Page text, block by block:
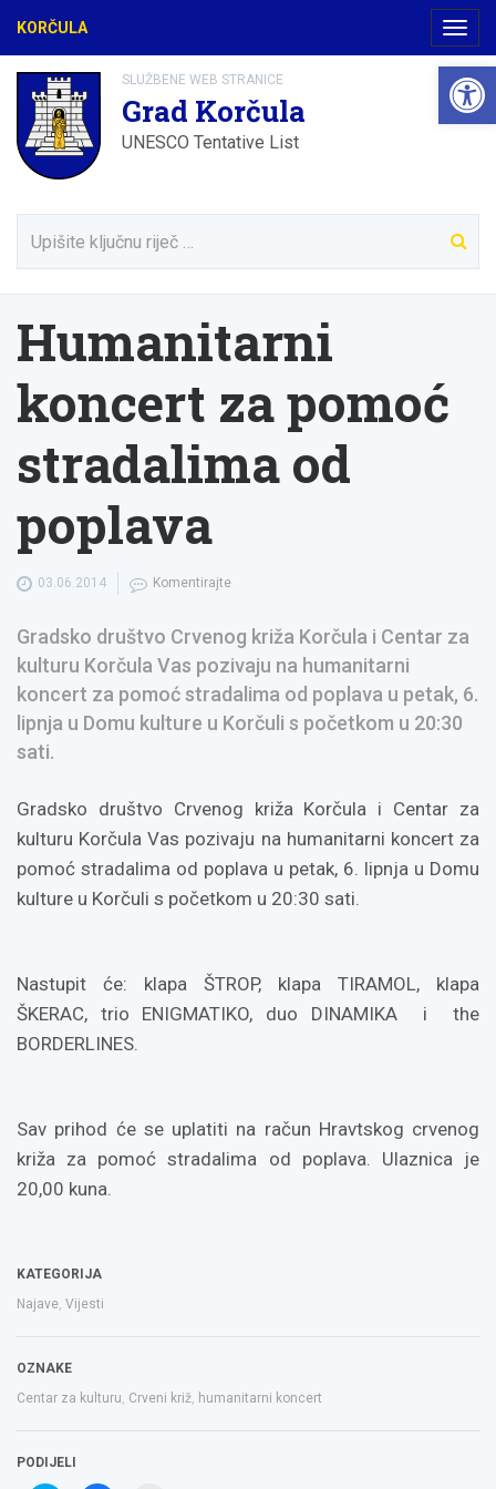
KORČULA
SLUŽBENE WEB STRANICE
Grad Korčula
UNESCO Tentative List
Humanitarni
koncert za pomoć
stradalima od
poplava
03.06.2014 Komentirajte
Gradsko društvo Crvenog križa Korčula i Centar za
kulturu Korčula Vas pozivaju na humanitarni
koncert za pomoć stradalima od poplava u petak, 6.
lipnja u Domu kulture u Korčuli s početkom u 20:30
sati.
Gradsko društvo Crvenog križa Korčula i Centar za
kulturu Korčula Vas pozivaju na humanitarni koncert za
pomoć stradalima od poplava u petak, 6. lipnja u Domu
kulture u Korčuli s početkom u 20:30 sati.
Nastupit će: klapa ŠTROP, klapa TIRAMOL, klapa
ŠKERAC, trio ENIGMATIKO, duo DINAMIKA i the
BORDERLINES.
Sav prihod će se uplatiti na račun Hravtskog crvenog
križa za pomoć stradalima od poplava. Ulaznica je
20,00 kuna.
KATEGORIJA
Najave, Vijesti
OZNAKE
Centar za kulturu, Crveni križ, humanitarni koncert
PODIJELI